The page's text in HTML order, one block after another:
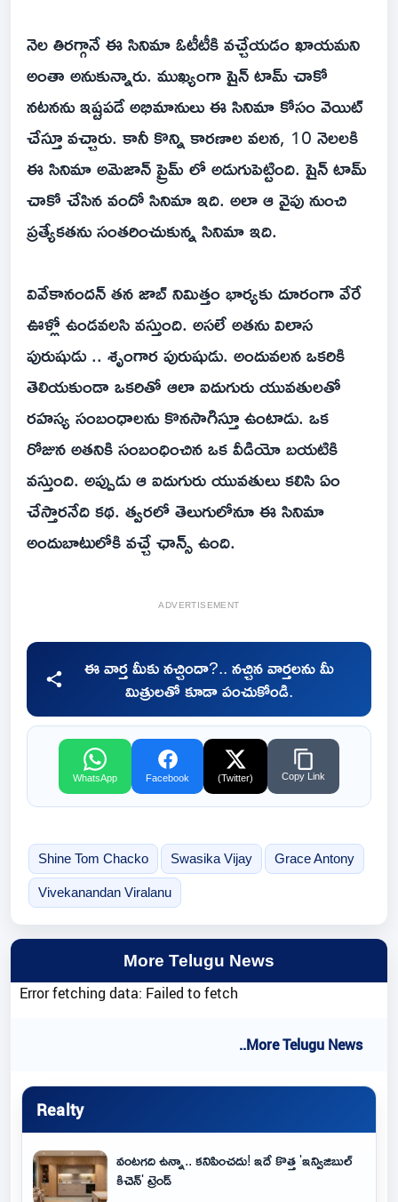
నెల తిరగ్గానే ఈ సినిమా ఓటీటీకి వచ్చేయడం ఖాయమని
అంతా అనుకున్నారు. ముఖ్యంగా షైన్ టామ్ చాకో
నటనను ఇష్టపడే అభిమానులు ఈ సినిమా కోసం వెయిట్
చేస్తూ వచ్చారు. కానీ కొన్ని కారణాల వలన, 10 నెలలకి
ఈ సినిమా అమెజాన్ ప్రైమ్ లో అడుగుపెట్టింది. షైన్ టామ్
చాకో చేసిన వందో సినిమా ఇది. అలా ఆ వైపు నుంచి
ప్రత్యేకతను సంతరించుకున్న సినిమా ఇది.
వివేకానందన్ తన జాబ్ నిమిత్తం భార్యకు దూరంగా వేరే
ఊళ్లో ఉండవలసి వస్తుంది. అసలే అతను విలాస
పురుషుడు .. శృంగార పురుషుడు. అందువలన ఒకరికి
తెలియకుండా ఒకరితో ఆలా ఐదుగురు యువతులతో
రహస్య సంబంధాలను కొనసాగిస్తూ ఉంటాడు. ఒక
రోజున అతనికి సంబంధించిన ఒక వీడియో బయటికి
వస్తుంది. అప్పుడు ఆ ఐదుగురు యువతులు కలిసి ఏం
చేస్తారనేది కథ. త్వరలో తెలుగులోనూ ఈ సినిమా
అందుబాటులోకి వచ్చే ఛాన్స్ ఉంది.
ADVERTISEMENT
ఈ వార్త మీకు నచ్చిందా?.. నచ్చిన వార్తలను మీ
మిత్రులతో కూడా పంచుకోండి.
WhatsApp Facebook (Twitter) Copy Link
Shine Tom Chacko Swasika Vijay Grace Antony
Vivekanandan Viralanu
More Telugu News
Error fetching data: Failed to fetch
..More Telugu News
Realty
వంటగది ఉన్నా.. కనిపించదు! ఇదే కొత్త 'ఇన్విజిబుల్
కిచెన్' ట్రెండ్